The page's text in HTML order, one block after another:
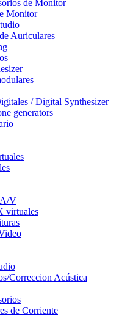
de Monitor
Monitor
Auriculares
/ Digital Synthesizer
generators
A/V
virtuales
Correccion Acústica
de Corriente